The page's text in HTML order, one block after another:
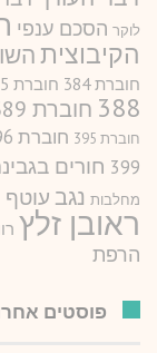
לוקר הסכם ענפי
הקיבוצית
חוברת 384 חוברת 385
388 חוברת 389
חוברת 395 חוברת 396
399 חורים
מחלבות נגב עוטף
ראובן זלץ
הרפת
פוסטים